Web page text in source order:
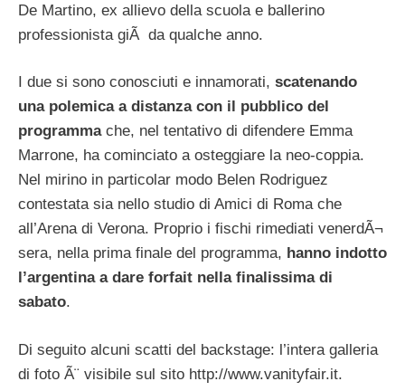
De Martino, ex allievo della scuola e ballerino
professionista giÃ da qualche anno.
I due si sono conosciuti e innamorati, scatenando
una polemica a distanza con il pubblico del
programmache, nel tentativo di difendere Emma
Marrone, ha cominciato a osteggiare la neo-coppia.
Nel mirino in particolar modo Belen Rodriguez
contestata sia nello studio di Amici di Roma che
all’Arena di Verona. Proprio i fischi rimediati venerdÃ¬
sera, nella prima finale del programma, hanno indotto
l’argentina a dare forfait nella finalissima di
sabato.
Di seguito alcuni scatti del backstage: l’intera galleria
di foto Ã¨ visibile sul sito http://www.vanityfair.it.